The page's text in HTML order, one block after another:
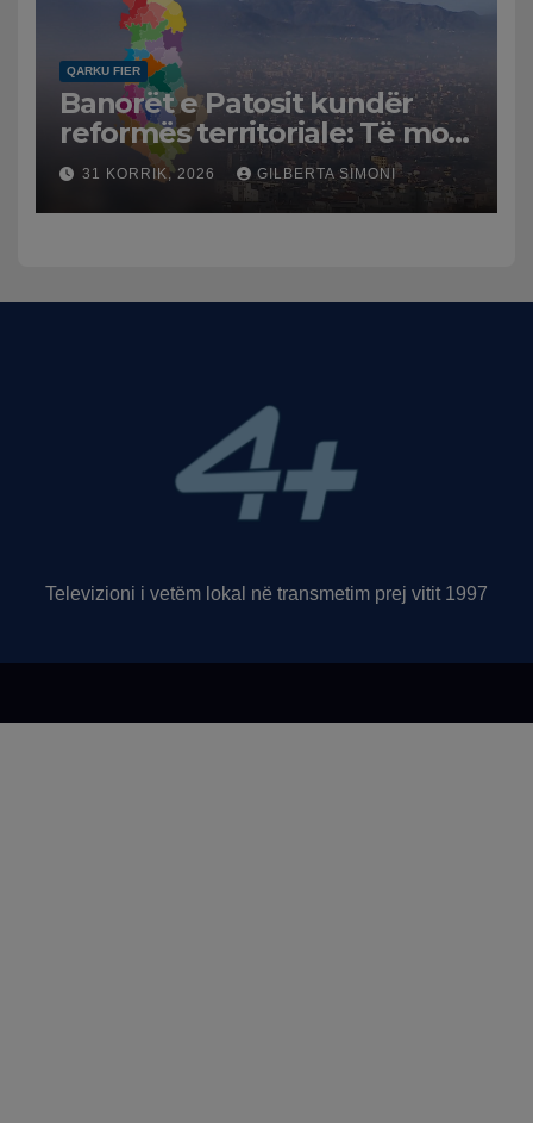
QARKU FIER
Banorët e Patosit kundër
reformës territoriale: Të mos
humbasim identitetin e
qytetit
31 KORRIK, 2026 GILBERTA SIMONI
Televizioni i vetëm lokal në transmetim prej vitit 1997